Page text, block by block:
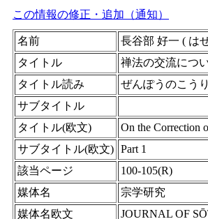
この情報の修正・追加（通知）
名前
長谷部 好一 ( は
タイトル
禅法の交流につ
タイトル読み
ぜんぽうのこう
サブタイトル
タイトル(欧文)
On the Correction
サブタイトル(欧文) Part 1
該当ページ
100-105(R)
媒体名
宗学研究
媒体名欧文
JOURNAL OF